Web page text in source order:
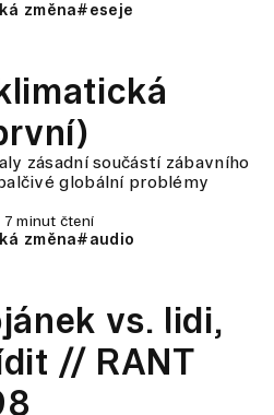
změna#eseje
zásadní součástí zábavního
globální problémy
7 minut čtení
změna#audio
vs. lidi,
// RANT